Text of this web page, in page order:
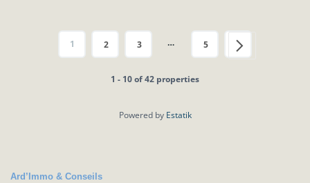
1 2 3 … 5
1 - 10 of 42 properties
Powered by Estatik
Ard’Immo & Conseils